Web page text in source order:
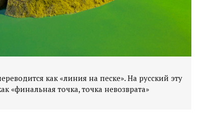
как «линия на песке». На русский эту
«финальная точка, точка невозврата»